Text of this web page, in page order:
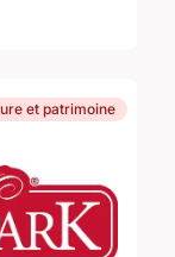
et patrimoine